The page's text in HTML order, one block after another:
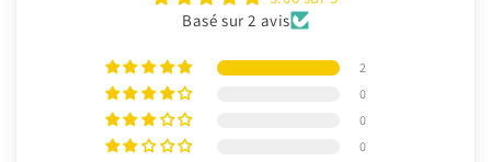
Basé sur 2 avis
2
0
0
0